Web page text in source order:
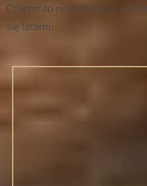
Czarter to nie tylko rejs – to
się latami.